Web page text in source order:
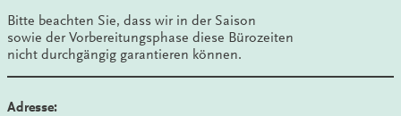
Bitte beachten Sie, dass wir in der Saison
sowie der Vorbereitungsphase diese Bürozeiten
nicht durchgängig garantieren können.
Adresse: